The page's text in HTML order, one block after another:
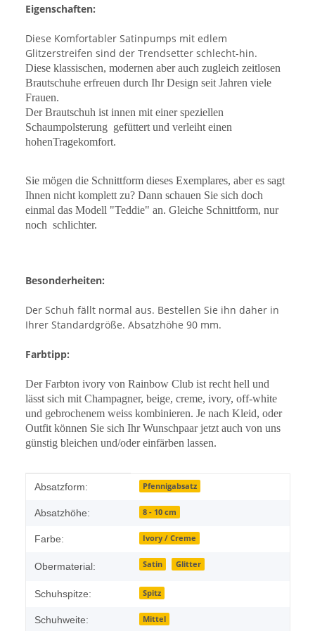
Eigenschaften:
Diese Komfortabler Satinpumps mit edlem
Glitzerstreifen sind der Trendsetter schlecht-hin.
Diese klassischen, modernen aber auch zugleich zeitlosen
Brautschuhe erfreuen durch Ihr Design seit Jahren viele
Frauen.
Der Brautschuh ist innen mit einer speziellen
Schaumpolsterung gefüttert und verleiht einen
hohenTragekomfort.
Sie mögen die Schnittform dieses Exemplares, aber es sagt
Ihnen nicht komplett zu? Dann schauen Sie sich doch
einmal das Modell "Teddie" an. Gleiche Schnittform, nur
noch schlichter.
Besonderheiten:
Der Schuh fällt normal aus. Bestellen Sie ihn daher in
Ihrer Standardgröße. Absatzhöhe 90 mm.
Farbtipp:
Der Farbton ivory von Rainbow Club ist recht hell und
lässt sich mit Champagner, beige, creme, ivory, off-white
und gebrochenem weiss kombinieren. Je nach Kleid, oder
Outfit können Sie sich Ihr Wunschpaar jetzt auch von uns
günstig bleichen und/oder einfärben lassen.
Produkteigenschaft
Wert
Absatzform: Pfennigabsatz
Absatzhöhe: 8 - 10 cm
Farbe: Ivory / Creme
Obermaterial: Satin Glitter
Schuhspitze: Spitz
Schuhweite: Mittel